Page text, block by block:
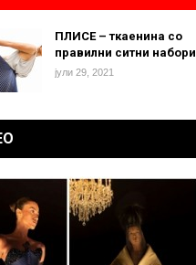
ПЛИСЕ – ткаенина со
правилни ситни набори
јули 29, 2021